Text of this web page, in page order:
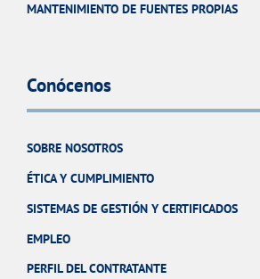
MANTENIMIENTO DE FUENTES PROPIAS
Conócenos
SOBRE NOSOTROS
ÉTICA Y CUMPLIMIENTO
SISTEMAS DE GESTIÓN Y CERTIFICADOS
EMPLEO
PERFIL DEL CONTRATANTE